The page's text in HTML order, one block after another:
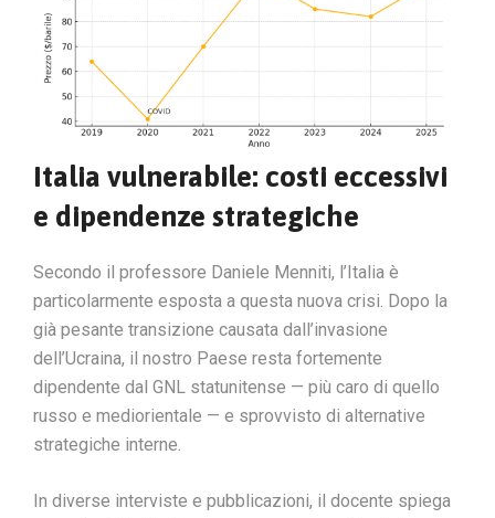
Italia vulnerabile: costi eccessivi
e dipendenze strategiche
Secondo il professore Daniele Menniti, l’Italia è
particolarmente esposta a questa nuova crisi. Dopo la
già pesante transizione causata dall’invasione
dell’Ucraina, il nostro Paese resta fortemente
dipendente dal GNL statunitense — più caro di quello
russo e mediorientale — e sprovvisto di alternative
strategiche interne.
In diverse interviste e pubblicazioni, il docente spiega